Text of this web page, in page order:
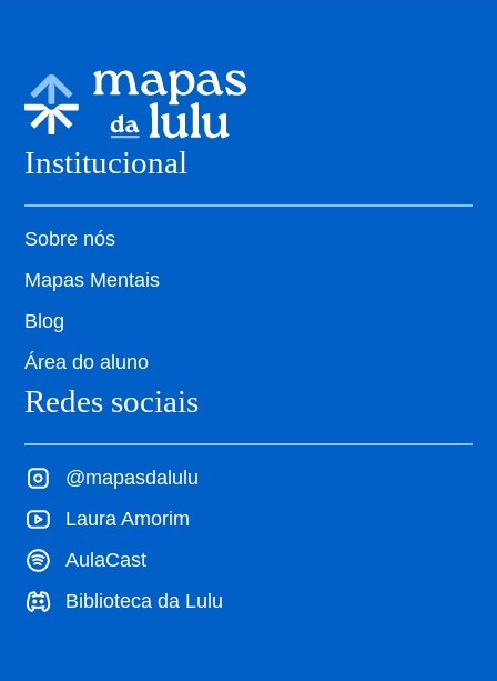
Institucional
Sobre nós
Mapas Mentais
Blog
Área do aluno
Redes sociais
@mapasdalulu
Laura Amorim
AulaCast
Biblioteca da Lulu